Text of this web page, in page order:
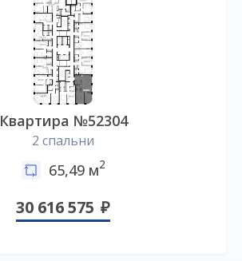
Квартира №52304
2 спальни
65,49 м2
30 616 575